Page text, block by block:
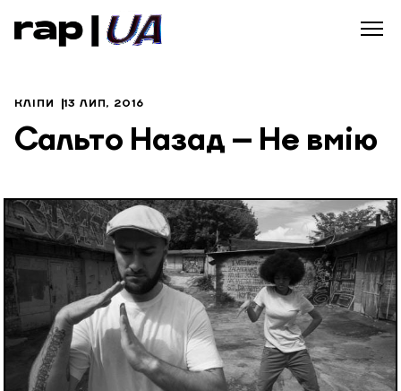
КЛІПИ 13 ЛИП, 2016
Сальто Назад – Не вмію